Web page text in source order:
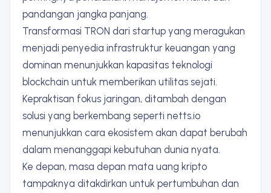
pandangan jangka panjang.
Transformasi TRON dari startup yang meragukan
menjadi penyedia infrastruktur keuangan yang
dominan menunjukkan kapasitas teknologi
blockchain untuk memberikan utilitas sejati.
Kepraktisan fokus jaringan, ditambah dengan
solusi yang berkembang seperti netts.io
menunjukkan cara ekosistem akan dapat berubah
dalam menanggapi kebutuhan dunia nyata.
Ke depan, masa depan mata uang kripto
tampaknya ditakdirkan untuk pertumbuhan dan